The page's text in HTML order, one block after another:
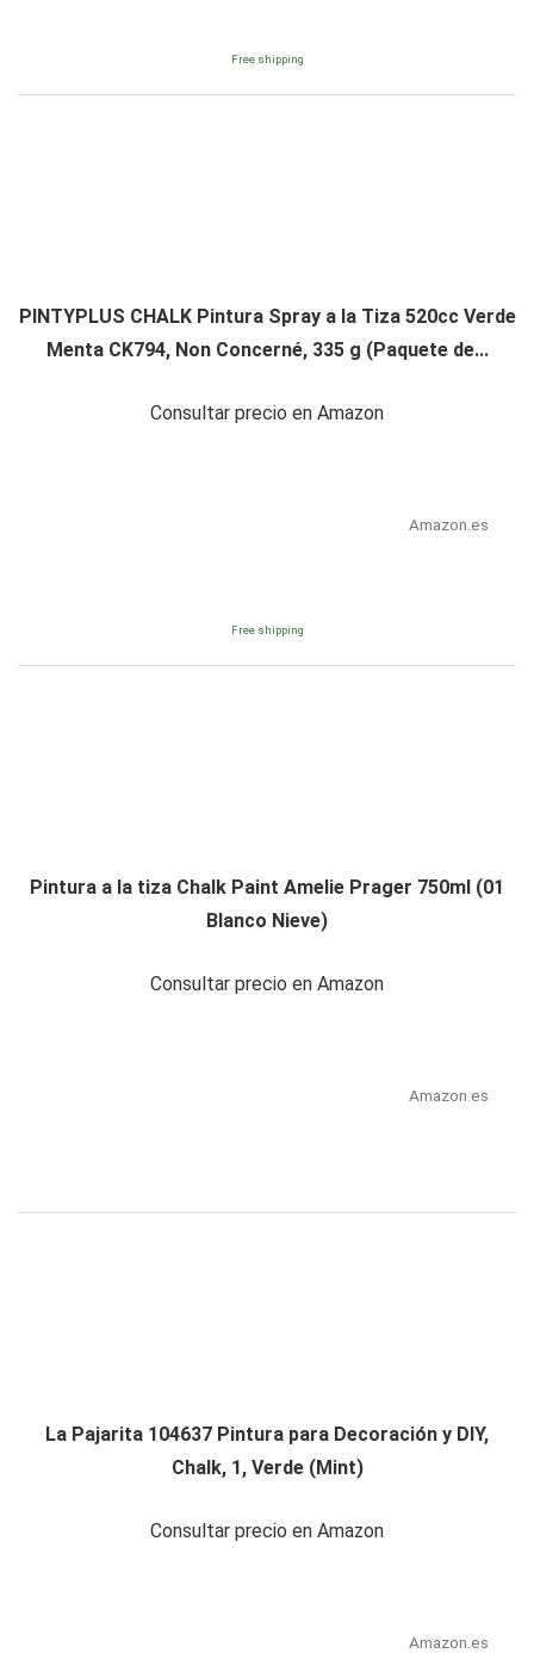
Free shipping
PINTYPLUS CHALK Pintura Spray a la Tiza 520cc Verde
Menta CK794, Non Concerné, 335 g (Paquete de...
Consultar precio en Amazon
Amazon.es
Free shipping
Pintura a la tiza Chalk Paint Amelie Prager 750ml (01
Blanco Nieve)
Consultar precio en Amazon
Amazon.es
La Pajarita 104637 Pintura para Decoración y DIY,
Chalk, 1, Verde (Mint)
Consultar precio en Amazon
Amazon.es